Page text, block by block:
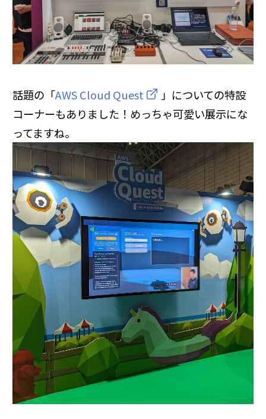
話題の「AWS Cloud Quest
」についての特設
コーナーもありました！めっちゃ可愛い展示にな
ってますね。